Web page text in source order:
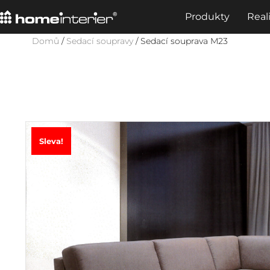
Produkty
Domů / Sedací soupravy / Sedací souprava M23
Sleva!